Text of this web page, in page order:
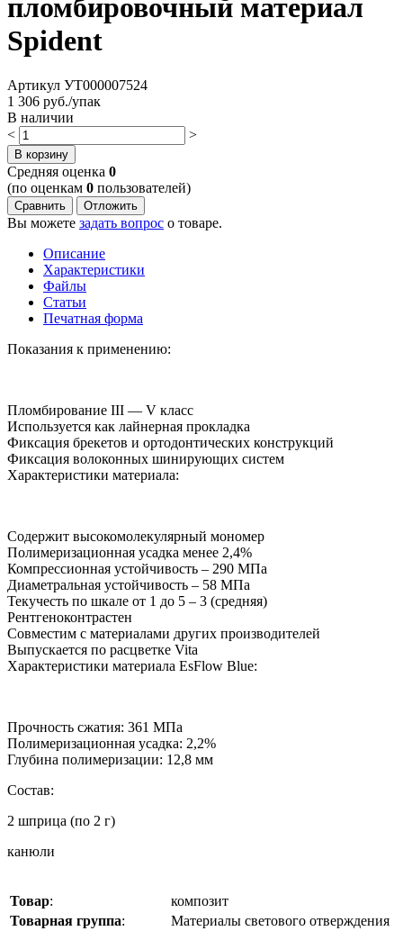
пломбировочный материал
Spident
Артикул УТ000007524
1 306 руб./упак
В наличии
<
>
В корзину
Cредняя оценка 0
(по оценкам 0 пользователей)
Сравнить Отложить
Вы можете задать вопрос о товаре.
Описание
Характеристики
Файлы
Статьи
Печатная форма
Показания к применению:
Пломбирование III — V класс
Используется как лайнерная прокладка
Фиксация брекетов и ортодонтических конструкций
Фиксация волоконных шинирующих систем
Характеристики материала:
Содержит высокомолекулярный мономер
Полимеризационная усадка менее 2,4%
Компрессионная устойчивость – 290 МПа
Диаметральная устойчивость – 58 МПа
Текучесть по шкале от 1 до 5 – 3 (средняя)
Рентгеноконтрастен
Совместим с материалами других производителей
Выпускается по расцветке Vita
Характеристики материала EsFlow Blue:
Прочность сжатия: 361 МПа
Полимеризационная усадка: 2,2%
Глубина полимеризации: 12,8 мм
Состав:
2 шприца (по 2 г)
канюли
Товар:
композит
Товарная группа:
Материалы светового отверждения